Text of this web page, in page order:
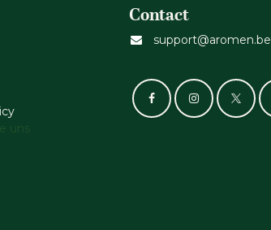
uns
Contact
support@aromen.be